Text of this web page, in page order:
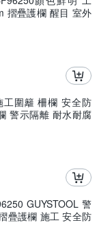
摺疊護欄 醒目 室外
工圍籬 柵欄 安全防
警示隔離 耐水耐腐
GUYSTOOL 警
疊護欄 施工 安全防